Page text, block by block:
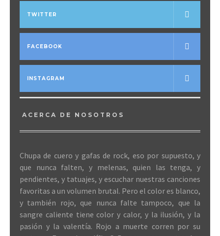
TWITTER
FACEBOOK
INSTAGRAM
ACERCA DE NOSOTROS
Chupa de cuero y gafas de rock, eso por supuesto, y
que nunca falten, y melenas, quien las tenga, y
pendientes, y tatuajes, y escuchar nuestras canciones
favoritas a un volumen brutal. Pero el color es blanco,
y también rojo, que nunca falte tampoco, que la
sangre caliente tiene color y calor, y la ilusión, y la
pasión y la valentía. Rojo a muerte corren por su